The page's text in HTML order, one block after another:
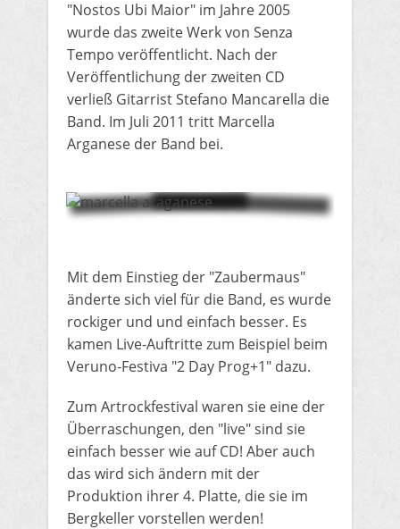
"Nostos Ubi Maior" im Jahre 2005
wurde das zweite Werk von Senza
Tempo veröffentlicht. Nach der
Veröffentlichung der zweiten CD
verließ Gitarrist Stefano Mancarella die
Band. Im Juli 2011 tritt Marcella
Arganese der Band bei.
Mit dem Einstieg der "Zaubermaus"
änderte sich viel für die Band, es wurde
rockiger und und einfach besser. Es
kamen Live-Auftritte zum Beispiel beim
Veruno-Festiva "2 Day Prog+1" dazu.
Zum Artrockfestival waren sie eine der
Überraschungen, den "live" sind sie
einfach besser wie auf CD! Aber auch
das wird sich ändern mit der
Produktion ihrer 4. Platte, die sie im
Bergkeller vorstellen werden!